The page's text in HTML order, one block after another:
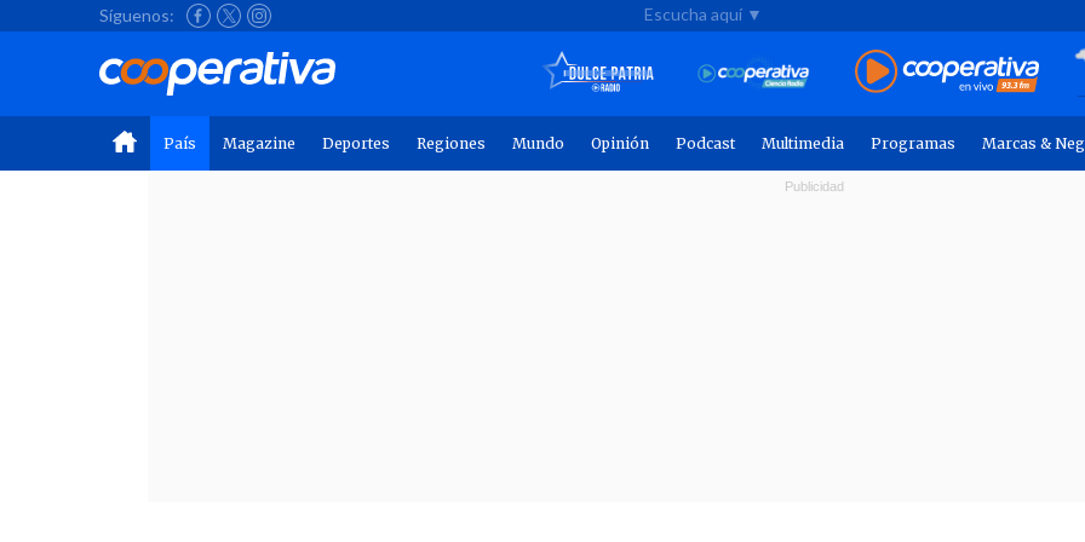
Síguenos: Escucha aquí ▼
País Magazine Deportes Regiones Mundo Opinión Podcast Multimedia Programas Marcas &